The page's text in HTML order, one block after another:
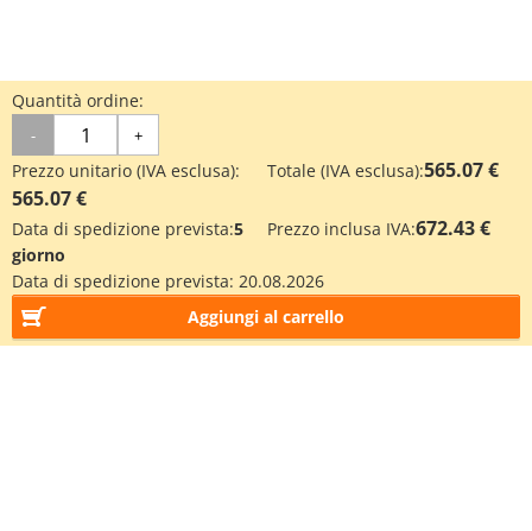
Quantità ordine:
- +
Prezzo unitario (IVA esclusa):
565.07 €
Totale (IVA esclusa):565.07 €
Data di spedizione prevista:5
giorno
Prezzo inclusa IVA:672.43 €
Data di spedizione prevista: 20.08.2026
Aggiungi al carrello